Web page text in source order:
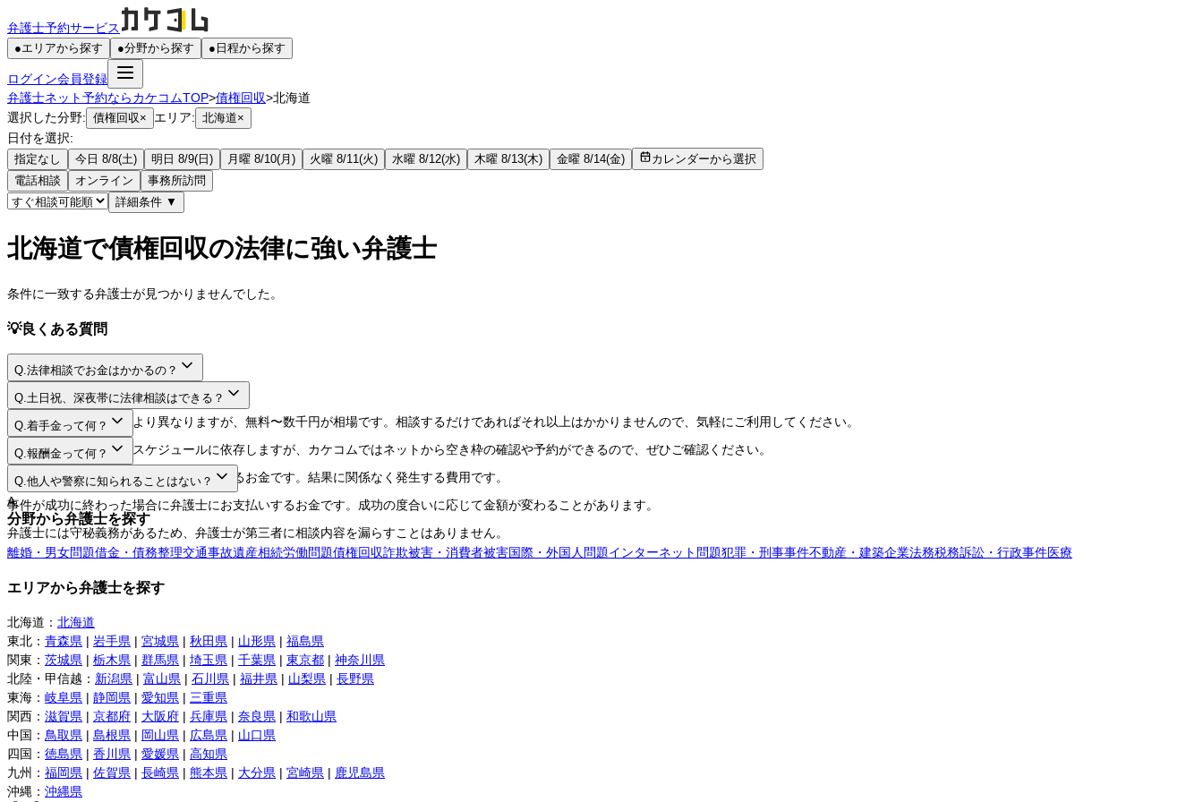
弁護士予約サービス
●エリアから探す ●分野から探す ● 日程から探す
ログイン会員登録
弁護士ネット予約ならカケコムTOP>債権回収>北海道
選択した分野: 債権回収× エリア: 北海道×
日付を選択:
指定なし 今日 8/8(土) 明日 8/9(日) 月曜 8/10(月) 火曜 8/11(火) 水曜 8/12(水) 木曜 8/13(木) 金曜 8/14(金)
カレンダーから選択
電話相談
オンライン
事務所訪問
詳細条件 ▼
北海道で債権回収の法律に強い弁護士
条件に一致する弁護士が見つかりませんでした。
💡良くある質問
Q.法律相談でお金はかかるの？
A.
法律相談料は弁護士により異なりますが、無料〜数千円が相場です。相談するだけであればそれ以上はかかりませんので、気軽にご利用してください。
Q.土日祝、深夜帯に法律相談はできる？
A.
日程や時間は弁護士のスケジュールに依存しますが、カケコムではネットから空き枠の確認や予約ができるので、ぜひご確認ください。
Q.着手金って何？
A.
弁護士に事件を依頼する際にお支払いするお金です。結果に関係なく発生する費用です。
Q.報酬金って何？
A.
事件が成功に終わった場合に弁護士にお支払いするお金です。成功の度合いに応じて金額が変わることがあります。
Q.他人や警察に知られることはない？
A.
弁護士には守秘義務があるため、弁護士が第三者に相談内容を漏らすことはありません。
分野から弁護士を探す
離婚・男女問題借金・債務整理交通事故遺産相続労働問題債権回収詐欺被害・消費者被害国際・外国人問題インターネット問題犯罪・刑事事件不動産・建築企業法務税務訴訟・行政事件医療
エリアから弁護士を探す
北海道 ： 北海道
東北 ： 青森県 | 岩手県 | 宮城県 | 秋田県 | 山形県 | 福島県
関東 ： 茨城県 | 栃木県 | 群馬県 | 埼玉県 | 千葉県 | 東京都 | 神奈川県
北陸・甲信越 ： 新潟県 | 富山県 | 石川県 | 福井県 | 山梨県 | 長野県
東海 ： 岐阜県 | 静岡県 | 愛知県 | 三重県
関西 ： 滋賀県 | 京都府 | 大阪府 | 兵庫県 | 奈良県 | 和歌山県
中国 ： 鳥取県 | 島根県 | 岡山県 | 広島県 | 山口県
四国 ： 徳島県 | 香川県 | 愛媛県 | 高知県
九州 ： 福岡県 | 佐賀県 | 長崎県 | 熊本県 | 大分県 | 宮崎県 | 鹿児島県
沖縄 ： 沖縄県